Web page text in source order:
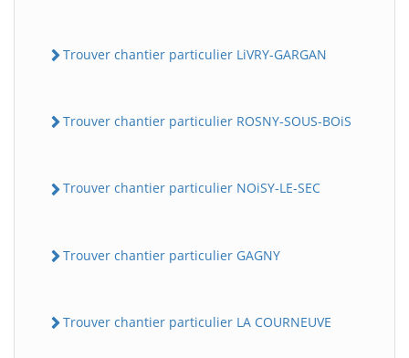
Trouver chantier particulier LiVRY-GARGAN
Trouver chantier particulier ROSNY-SOUS-BOiS
Trouver chantier particulier NOiSY-LE-SEC
Trouver chantier particulier GAGNY
Trouver chantier particulier LA COURNEUVE